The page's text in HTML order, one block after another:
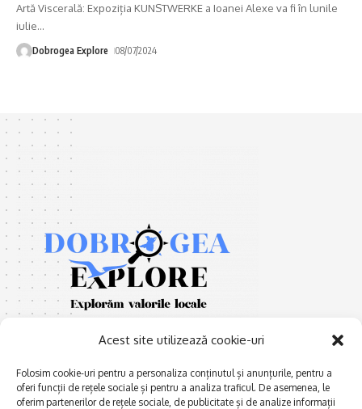
Acest site utilizează cookie-uri
Folosim cookie-uri pentru a personaliza conținutul și anunțurile, pentru a
oferi funcții de rețele sociale și pentru a analiza traficul. De asemenea, le
oferim partenerilor de rețele sociale, de publicitate și de analize informații
Artă Viscerală: Expoziția KUNSTWERKE a Ioanei Alexe va fi în lunile
iulie…
Dobrogea Explore 08/07/2024